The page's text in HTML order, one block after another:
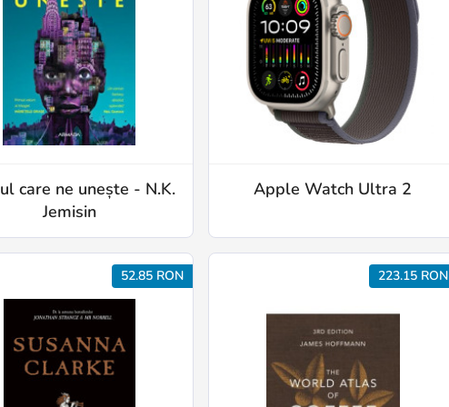
care ne unește - N.K.
Jemisin
Apple Watch Ultra 2
52.85 RON 223.15 RON